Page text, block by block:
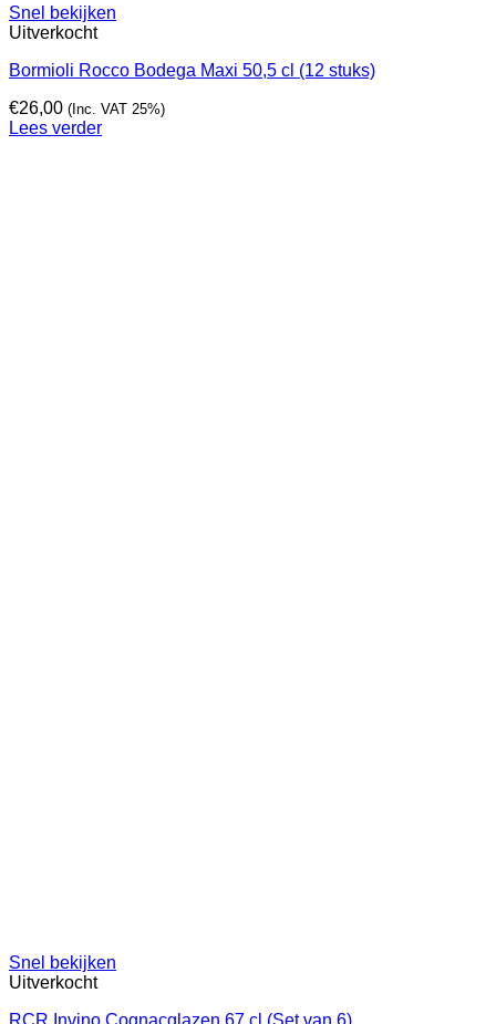
Snel bekijken
Uitverkocht
Bormioli Rocco Bodega Maxi 50,5 cl (12 stuks)
€26,00 (Inc. VAT 25%)
Lees verder
Snel bekijken
Uitverkocht
RCR Invino Cognacglazen 67 cl (Set van 6)